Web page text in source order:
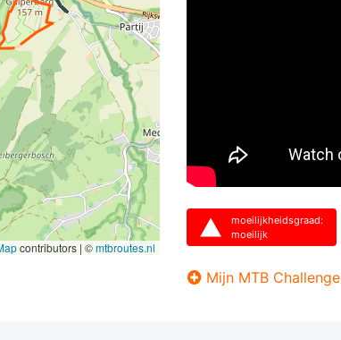
contributors | ©mtbroutes.nl
moeilijkheidsgraad:
moeilijk
Mijn MTB Challenge